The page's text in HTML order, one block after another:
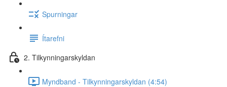
Spurningar
Ítarefni
2. Tilkynningarskyldan
Myndband - Tilkynningarskyldan (4:54)